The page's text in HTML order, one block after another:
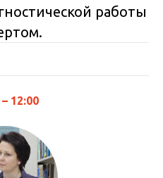
работы
12:00